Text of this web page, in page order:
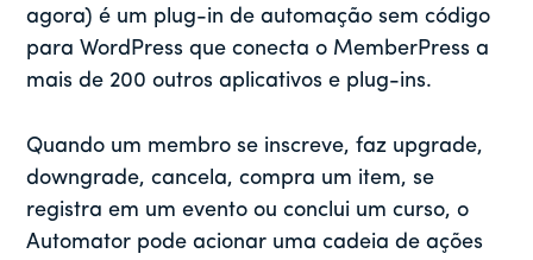
agora) é um plug-in de automação sem código
para WordPress que conecta o MemberPress a
mais de 200 outros aplicativos e plug-ins.
Quando um membro se inscreve, faz upgrade,
downgrade, cancela, compra um item, se
registra em um evento ou conclui um curso, o
Automator pode acionar uma cadeia de ações